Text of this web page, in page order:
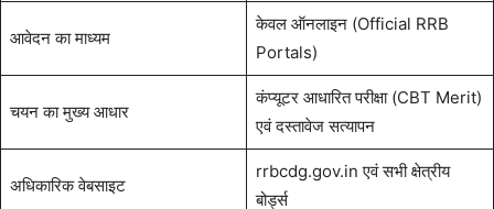
आवेदन का माध्यम
केवल ऑनलाइन (Official RRB
Portals)
चयन का मुख्य आधार
कंप्यूटर आधारित परीक्षा (CBT Merit)
एवं दस्तावेज सत्यापन
अधिकारिक वेबसाइट
rrbcdg.gov.in एवं सभी क्षेत्रीय
बोर्ड्स